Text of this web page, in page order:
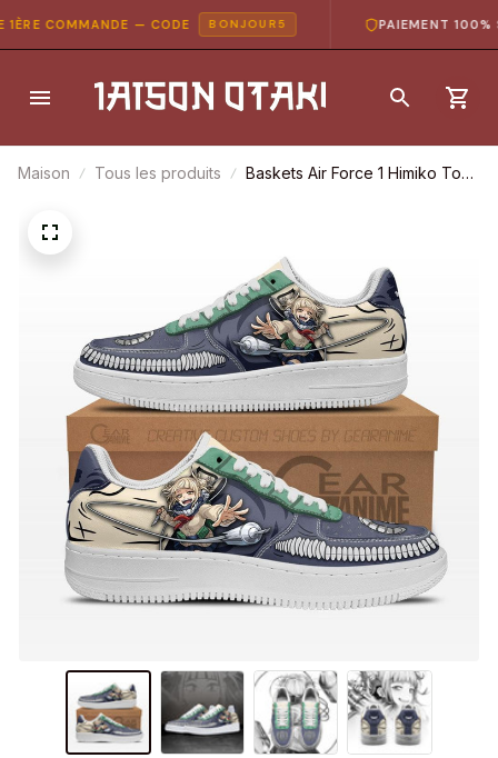
COMMANDE — CODE BONJOUR5 PAIEMENT 100%
Maison Tous les produits
Baskets Air Force 1 Himiko Toga